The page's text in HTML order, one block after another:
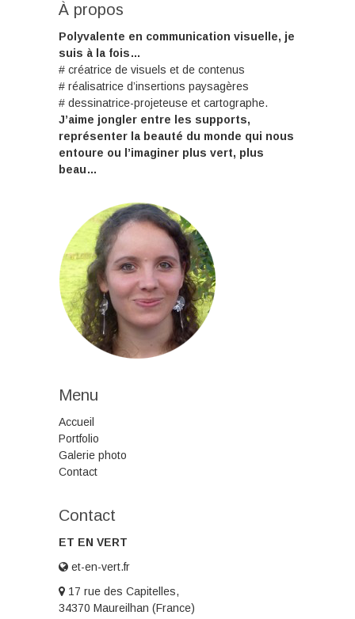
À propos
Polyvalente en communication visuelle, je
suis à la fois…
# créatrice de visuels et de contenus
# réalisatrice d’insertions paysagères
# dessinatrice-projeteuse et cartographe.
J’aime jongler entre les supports,
représenter la beauté du monde qui nous
entoure ou l’imaginer plus vert, plus
beau…
Menu
Accueil
Portfolio
Galerie photo
Contact
Contact
ET EN VERT
et-en-vert.fr
17 rue des Capitelles,
34370 Maureilhan (France)